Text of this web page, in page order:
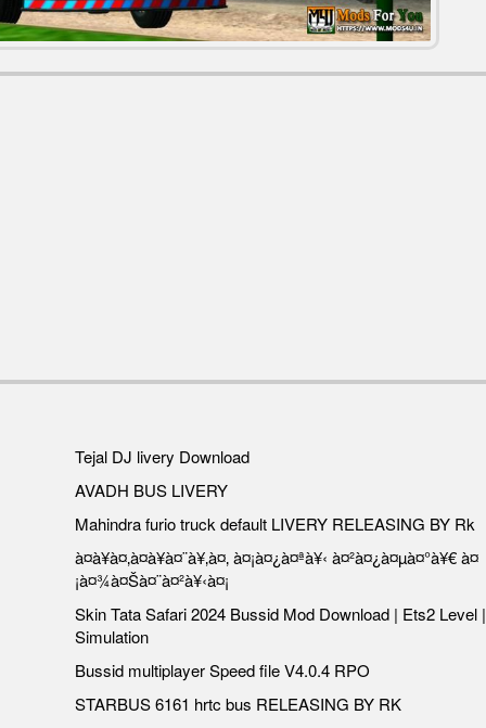
Tejal DJ livery Download
AVADH BUS LIVERY
Mahindra furio truck default LIVERY RELEASING BY Rk
à¤à¥à¤‚à¤à¥à¤¨à¥‚à¤‚ à¤¡à¤¿à¤ªà¥‹ à¤²à¤¿à¤µà¤°à¥€ à¤
¡à¤¾à¤Šà¤¨à¤²à¥‹à¤¡
Skin Tata Safari 2024 Bussid Mod Download | Ets2 Level
Simulation
Bussid multiplayer Speed file V4.0.4 RPO
STARBUS 6161 hrtc bus RELEASING BY RK